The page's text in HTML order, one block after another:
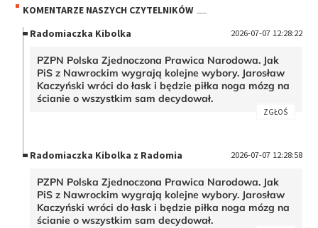
KOMENTARZE NASZYCH CZYTELNIKÓW
Radomiaczka Kibolka
2026-07-07 12:28:22
PZPN Polska Zjednoczona Prawica Narodowa. Jak
PiS z Nawrockim wygrają kolejne wybory. Jarosław
Kaczyński wróci do łask i będzie piłka noga mózg na
ścianie o wszystkim sam decydował.
ZGŁOŚ
Radomiaczka Kibolka z Radomia 2026-07-07 12:28:58
PZPN Polska Zjednoczona Prawica Narodowa. Jak
PiS z Nawrockim wygrają kolejne wybory. Jarosław
Kaczyński wróci do łask i będzie piłka noga mózg na
ścianie o wszystkim sam decydował.